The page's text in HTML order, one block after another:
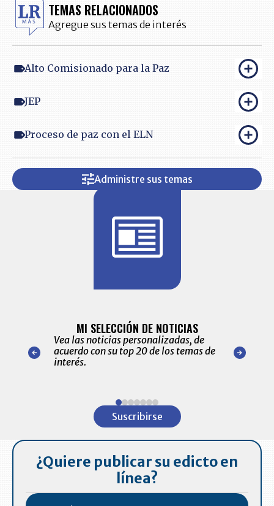
TEMAS RELACIONADOS
Agregue sus temas de interés
Alto Comisionado para la Paz
JEP
Proceso de paz con el ELN
Administre sus temas
nuestro
para
MI SELECCIÓN DE NOTICIAS
Vea las noticias personalizadas, de
acuerdo con su top 20 de los temas de
interés.
de las
Suscribirse
¿Quiere publicar su edicto en
línea?